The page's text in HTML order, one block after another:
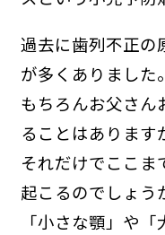
過去に歯列不正の
が多くありました。
もちろんお父さん
ることはあります
それだけでここ
起こるのでしょう
「小さな顎」や